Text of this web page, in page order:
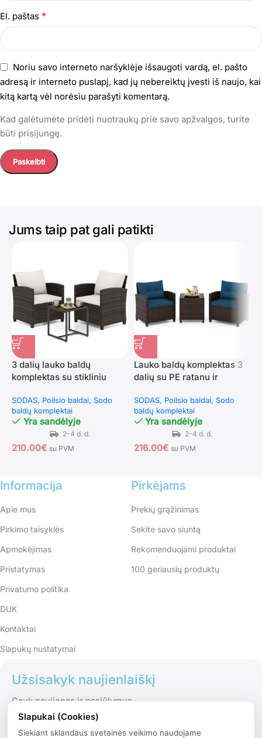
El. paštas *
Noriu savo interneto naršyklėje išsaugoti vardą, el. pašto
adresą ir interneto puslapį, kad jų nebereiktų įvesti iš naujo, kai
kitą kartą vėl norėsiu parašyti komentarą.
Kad galėtumėte pridėti nuotraukų prie savo apžvalgos, turite
būti prisijungę.
Jums taip pat gali patikti
3 dalių lauko baldų
komplektas su stikliniu
SODAS Poilsio baldai Sodo
baldų komplektai
Yra sandėlyje
210.00€ su PVM
Lauko baldų komplektas 3
dalių su PE ratanu ir
(Tamsiai mėlyna)
SODAS Poilsio baldai Sodo
baldų komplektai
Yra sandėlyje
216.00€ su PVM
Informacija
Apie mus
Pirkimo taisyklės
Apmokėjimas
Pristatymas
Privatumo politika
DUK
Kontaktai
Slapukų nustatymai
Pirkėjams
Prekių grąžinimas
Sekite savo siuntą
Rekomenduojami produktai
100 geriausių produktų
Užsisakyk naujienlaiškį
Gauk naujienas ir pasiūlymus
Slapukai (Cookies)
Siekiant sklandaus svetainės veikimo naudojame